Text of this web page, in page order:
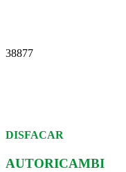
38877
DISFACAR
AUTORICAMBI